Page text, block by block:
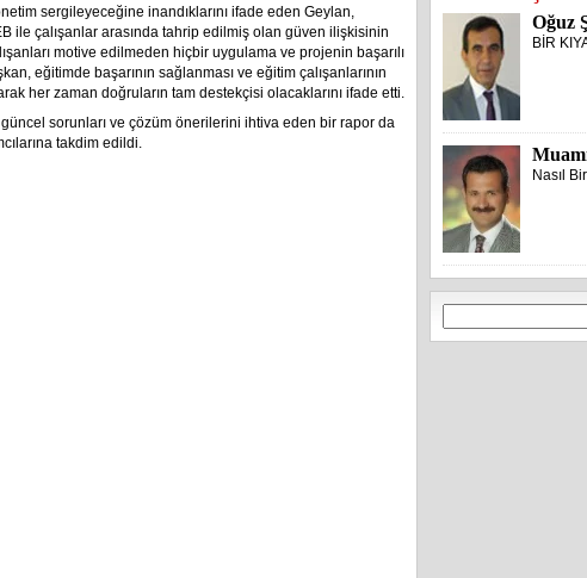
sergileyeceğine inandıklarını ifade eden Geylan,
ile çalışanlar arasında tahrip edilmiş olan güven ilişkisinin
motive edilmeden hiçbir uygulama ve projenin başarılı
eğitimde başarının sağlanması ve eğitim çalışanlarının
her zaman doğruların tam destekçisi olacaklarını ifade etti.
güncel sorunları ve çözüm önerilerini ihtiva eden bir rapor da
takdim edildi.
Oğuz
BİR
Nasıl
Arama: